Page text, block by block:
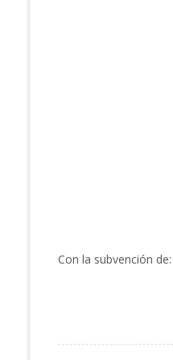
Con la subvención de: